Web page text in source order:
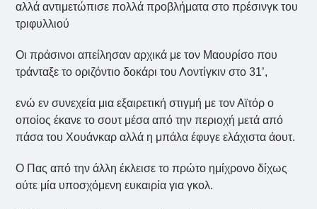
αλλά αντιμετώπισε πολλά προβλήματα στο πρέσινγκ του
τριφυλλιού
Οι πράσινοι απείλησαν αρχικά με τον Μαουρίσο που
τράνταξε το οριζόντιο δοκάρι του Λοντίγκιν στο 31’,
ενώ εν συνεχεία μια εξαιρετική στιγμή με τον Αϊτόρ ο
οποίος έκανε το σουτ μέσα από την περιοχή μετά από
πάσα του Χουάνκαρ αλλά η μπάλα έφυγε ελάχιστα άουτ.
Ο Πας από την άλλη έκλεισε το πρώτο ημίχρονο δίχως
ούτε μία υποσχόμενη ευκαιρία για γκολ.